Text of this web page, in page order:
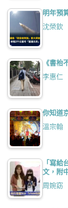
明年預
沈榮欽
《書枱
李惠仁
你知道
溫宗翰
「寫
文，附
周婉窈